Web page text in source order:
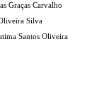
Graças Carvalho
Silva
Santos Oliveira